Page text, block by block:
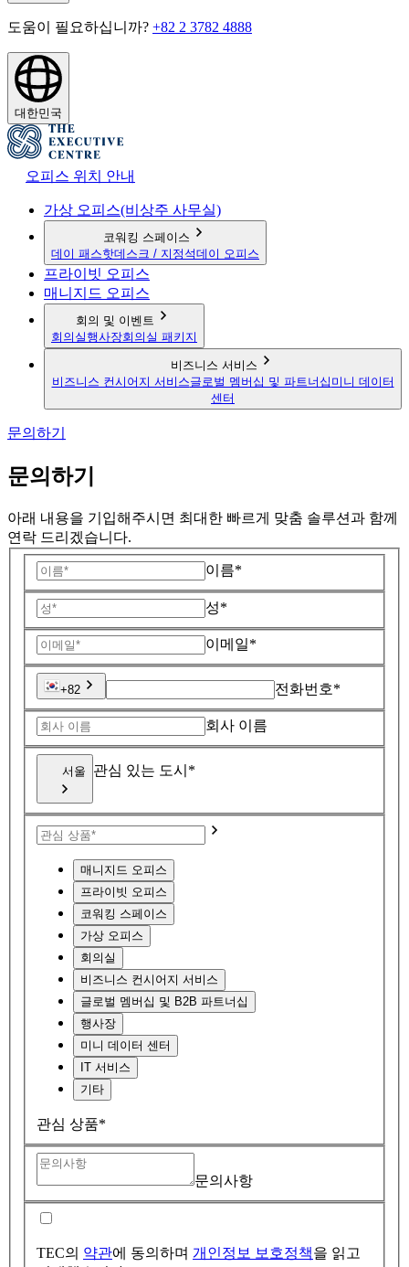
도움이 필요하십니까? +82 2 3782 4888
대한민국
오피스 위치 안내
가상 오피스(비상주 사무실)
코워킹 스페이스
데이 패스핫데스크 / 지정석데이 오피스
프라이빗 오피스
매니지드 오피스
회의 및 이벤트
회의실행사장회의실 패키지
비즈니스 서비스
비즈니스 컨시어지 서비스글로벌 멤버십 및 파트너십 미니 데이터
센터
문의하기
문의하기
아래 내용을 기입해주시면 최대한 빠르게 맞춤 솔루션과 함께
연락 드리겠습니다.
이름*
성*
이메일*
+82 전화번호*
회사 이름
서울 관심 있는 도시*
매니지드 오피스
프라이빗 오피스
코워킹 스페이스
가상 오피스
회의실
비즈니스 컨시어지 서비스
글로벌 멤버십 및 B2B 파트너십
행사장
미니 데이터 센터
IT 서비스
기타
관심 상품*
문의사항
TEC의 약관에 동의하며 개인정보 보호정책을 읽고